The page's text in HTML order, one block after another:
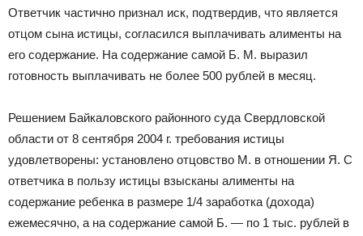
Ответчик частично признал иск, подтвердив, что является
отцом сына истицы, согласился выплачивать алименты на
его содержание. На содержание самой Б. М. выразил
готовность выплачивать не более 500 рублей в месяц.
Решением Байкаловского районного суда Свердловской
области от 8 сентября 2004 г. требования истицы
удовлетворены: установлено отцовство М. в отношении Я. С
ответчика в пользу истицы взысканы алименты на
содержание ребенка в размере 1/4 заработка (дохода)
ежемесячно, а на содержание самой Б. — по 1 тыс. рублей в